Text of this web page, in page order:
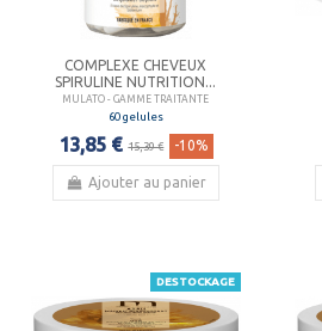
COMPLEXE CHEVEUX
SPIRULINE NUTRITION...
MULATO - GAMME TRAITANTE
60 gelules
13,85 € 15,39 € -10%
Ajouter au panier
DESTOCKAGE